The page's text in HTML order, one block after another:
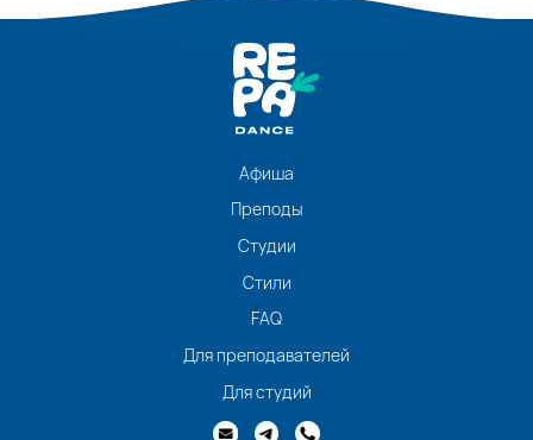
Афиша
Преподы
Студии
Стили
FAQ
Для преподавателей
Для студий